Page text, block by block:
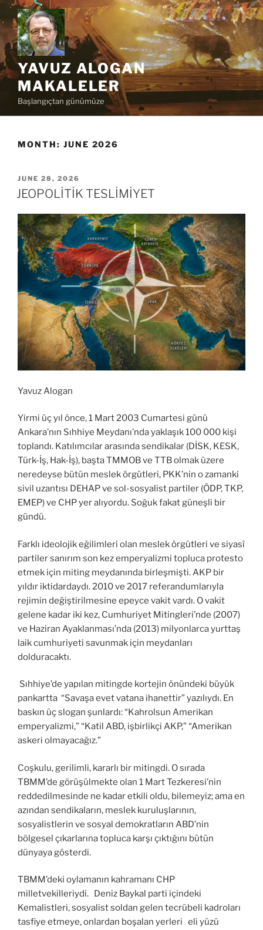
Skip
to
content
YAVUZ ALOGAN
MAKALELER
Başlangıçtan günümüze
MONTH: JUNE 2026
POSTED
ON
JUNE 28, 2026
JEOPOLİTİK TESLİMİYET
Yavuz Alogan
Yirmi üç yıl önce, 1 Mart 2003 Cumartesi günü
Ankara’nın Sıhhiye Meydanı’nda yaklaşık 100 000 kişi
toplandı. Katılımcılar arasında sendikalar (DİSK, KESK,
Türk-İş, Hak-İş), başta TMMOB ve TTB olmak üzere
neredeyse bütün meslek örgütleri, PKK’nin o zamanki
sivil uzantısı DEHAP ve sol-sosyalist partiler (ÖDP, TKP,
EMEP) ve CHP yer alıyordu. Soğuk fakat güneşli bir
gündü.
Farklı ideolojik eğilimleri olan meslek örgütleri ve siyasî
partiler sanırım son kez emperyalizmi topluca protesto
etmek için miting meydanında birleşmişti. AKP bir
yıldır iktidardaydı. 2010 ve 2017 referandumlarıyla
rejimin değiştirilmesine epeyce vakit vardı. O vakit
gelene kadar iki kez, Cumhuriyet Mitingleri’nde (2007)
ve Haziran Ayaklanması’nda (2013) milyonlarca yurttaş
laik cumhuriyeti savunmak için meydanları
dolduracaktı.
Sıhhiye’de yapılan mitingde kortejin önündeki büyük
pankartta “Savaşa evet vatana ihanettir” yazılıydı. En
baskın üç slogan şunlardı: “Kahrolsun Amerikan
emperyalizmi,” “Katil ABD, işbirlikçi AKP,” “Amerikan
askeri olmayacağız.”
Coşkulu, gerilimli, kararlı bir mitingdi. O sırada
TBMM’de görüşülmekte olan 1 Mart Tezkeresi’nin
reddedilmesinde ne kadar etkili oldu, bilemeyiz; ama en
azından sendikaların, meslek kuruluşlarının,
sosyalistlerin ve sosyal demokratların ABD’nin
bölgesel çıkarlarına topluca karşı çıktığını bütün
dünyaya gösterdi.
TBMM’deki oylamanın kahramanı CHP
milletvekilleriydi. Deniz Baykal parti içindeki
Kemalistleri, sosyalist soldan gelen tecrübeli kadroları
tasfiye etmeye, onlardan boşalan yerleri eli yüzü